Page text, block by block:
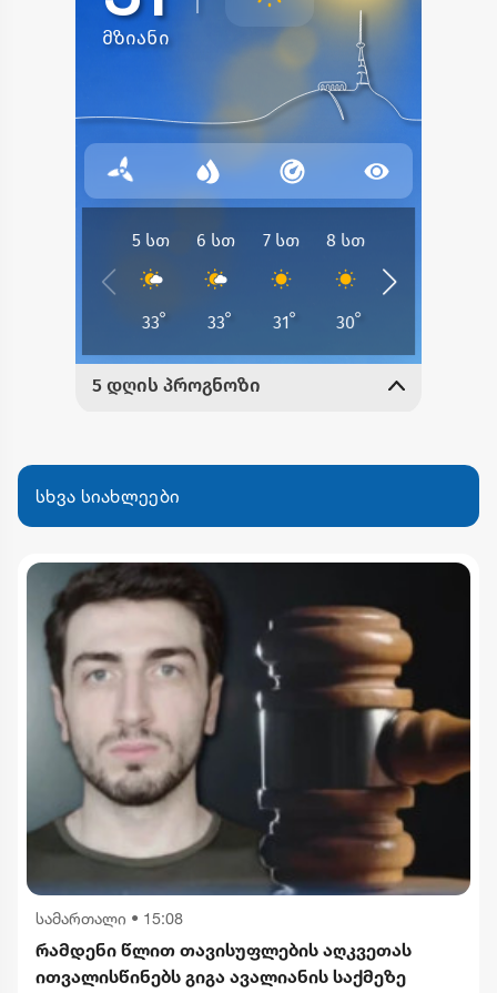
სხვა სიახლეები
სამართალი • 15:08
რამდენი წლით თავისუფლების აღკვეთას
ითვალისწინებს გიგა ავალიანის საქმეზე